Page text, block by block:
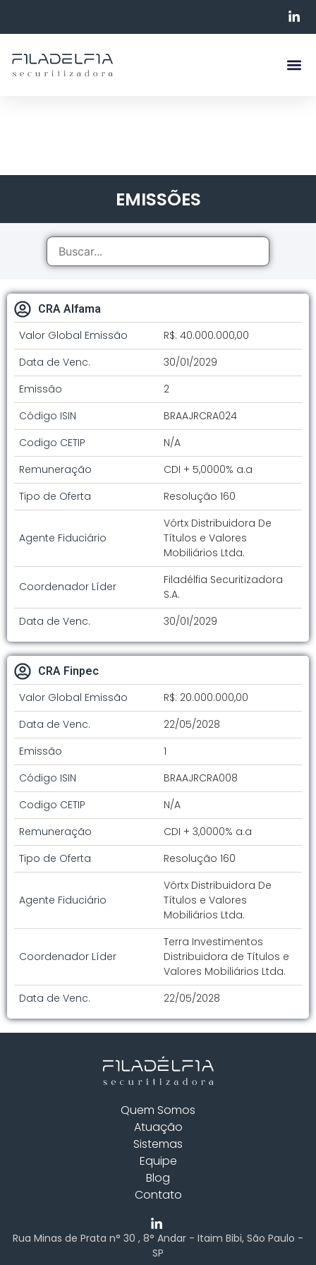
EMISSÕES
CRA Alfama
Valor Global Emissão
R$: 40.000.000,00
Data de Venc.
30/01/2029
Emissão
2
Código ISIN
BRAAJRCRA024
Codigo CETIP
N/A
Remuneração
CDI + 5,0000% a.a
Tipo de Oferta
Resolução 160
Agente Fiduciário
Vórtx Distribuidora De
Títulos e Valores
Mobiliários Ltda.
Coordenador Líder
Filadélfia Securitizadora
S.A.
Data de Venc.
30/01/2029
CRA Finpec
Valor Global Emissão
R$: 20.000.000,00
Data de Venc.
22/05/2028
Emissão
1
Código ISIN
BRAAJRCRA008
Codigo CETIP
N/A
Remuneração
CDI + 3,0000% a.a
Tipo de Oferta
Resolução 160
Agente Fiduciário
Vórtx Distribuidora De
Títulos e Valores
Mobiliários Ltda.
Coordenador Líder
Terra Investimentos
Distribuidora de Títulos e
Valores Mobiliários Ltda.
Data de Venc.
22/05/2028
Quem Somos
Atuação
Sistemas
Equipe
Blog
Contato
Rua Minas de Prata n° 30 , 8° Andar - Itaim Bibi, São Paulo -
SP